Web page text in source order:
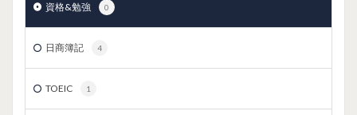
資格&勉強 0
日商簿記 4
TOEIC 1